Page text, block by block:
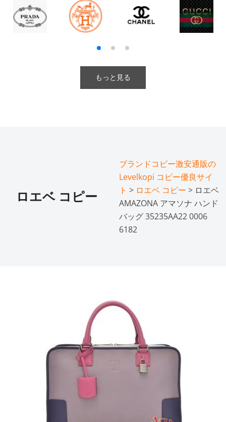
もっと見る
ロエベ コピー
ブランドコピー激安通販の
Levelkopi コピー優良サイ
ト > ロエベ コピー > ロエベ
AMAZONA アマソナ ハンド
バッグ 35235AA22 0006
6182